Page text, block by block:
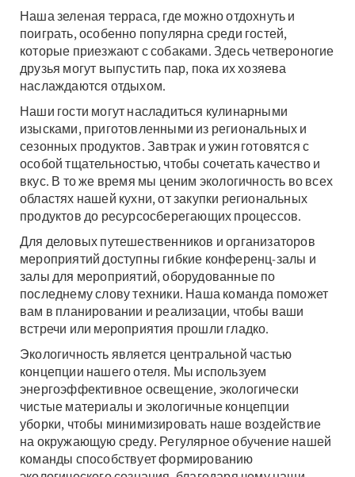
Наша зеленая терраса, где можно отдохнуть и
поиграть, особенно популярна среди гостей,
которые приезжают с собаками. Здесь четвероногие
друзья могут выпустить пар, пока их хозяева
наслаждаются отдыхом.
Наши гости могут насладиться кулинарными
изысками, приготовленными из региональных и
сезонных продуктов. Завтрак и ужин готовятся с
особой тщательностью, чтобы сочетать качество и
вкус. В то же время мы ценим экологичность во всех
областях нашей кухни, от закупки региональных
продуктов до ресурсосберегающих процессов.
Для деловых путешественников и организаторов
мероприятий доступны гибкие конференц-залы и
залы для мероприятий, оборудованные по
последнему слову техники. Наша команда поможет
вам в планировании и реализации, чтобы ваши
встречи или мероприятия прошли гладко.
Экологичность является центральной частью
концепции нашего отеля. Мы используем
энергоэффективное освещение, экологически
чистые материалы и экологичные концепции
уборки, чтобы минимизировать наше воздействие
на окружающую среду. Регулярное обучение нашей
команды способствует формированию